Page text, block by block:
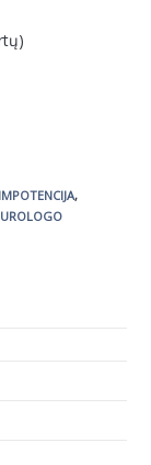
IMPOTENCIJA,
UROLOGO